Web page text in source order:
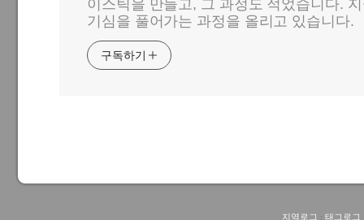
이스틱을 만들고, 그 과정도 적었습니다.
기심을 풀어가는 과정을 올리고 있습니다.
구독하기
지역로그 : 태그로그